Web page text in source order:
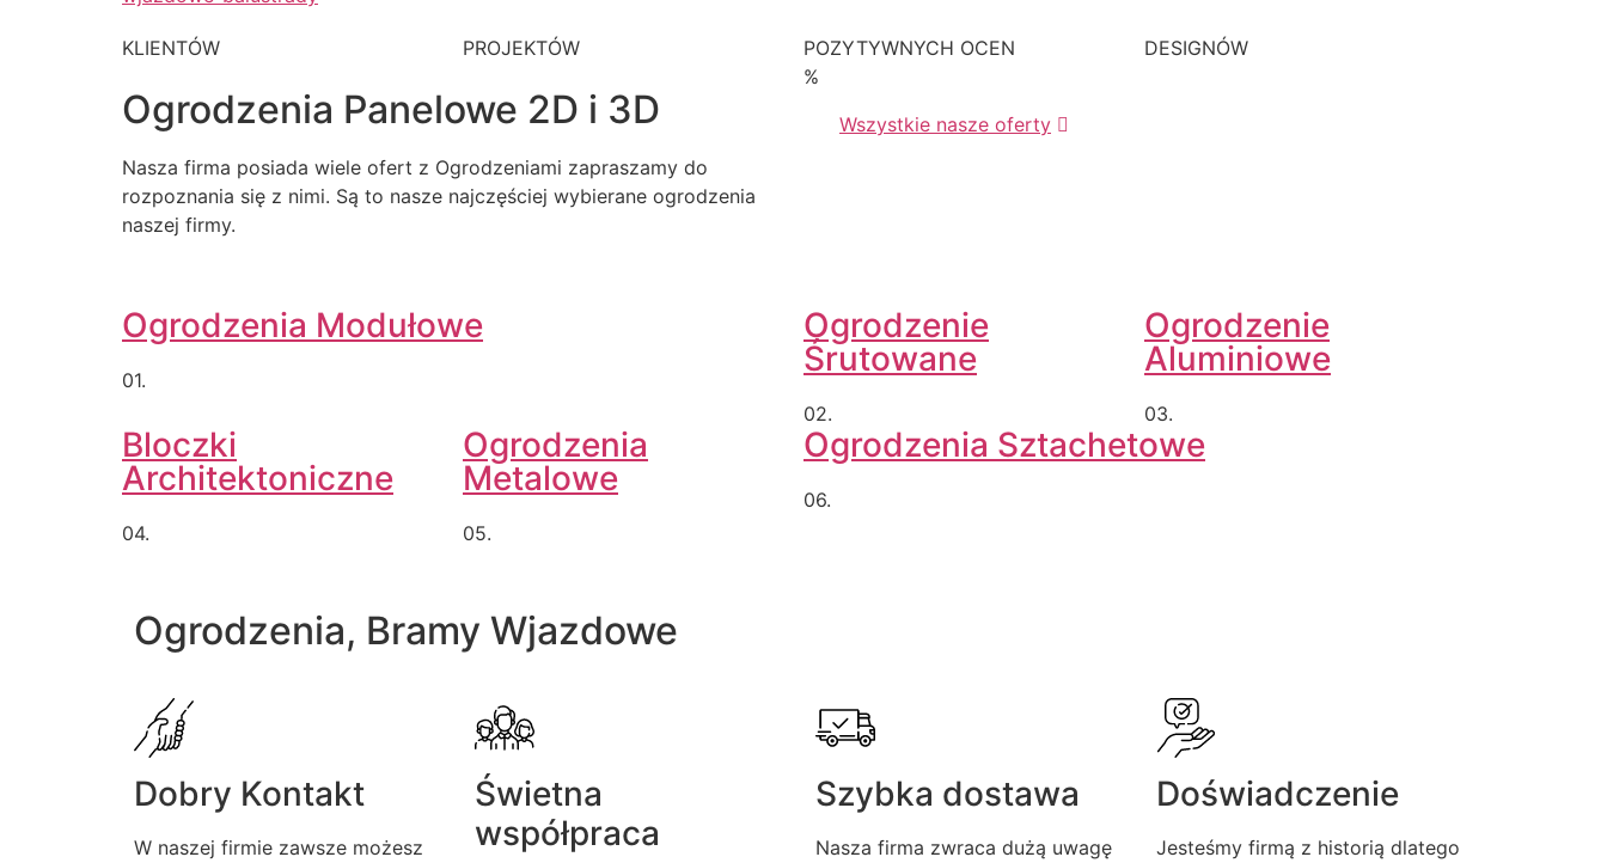
KLIENTÓW PROJEKTÓW
POZYTYWNYCH OCEN
%
DESIGNÓW
Ogrodzenia Panelowe 2D i 3D
Nasza firma posiada wiele ofert z Ogrodzeniami zapraszamy do
rozpoznania się z nimi. Są to nasze najczęściej wybierane ogrodzenia
naszej firmy.
Wszystkie nasze oferty
Ogrodzenia Modułowe
01.
Ogrodzenie
Śrutowane
02.
Ogrodzenie
Aluminiowe
03.
Bloczki
Architektoniczne
04.
Ogrodzenia
Metalowe
05.
Ogrodzenia Sztachetowe
06.
Ogrodzenia, Bramy Wjazdowe
Dobry Kontakt
W naszej firmie zawsze możesz
Świetna
współpraca
Szybka dostawa
Nasza firma zwraca dużą uwagę
Doświadczenie
Jesteśmy firmą z historią dlatego